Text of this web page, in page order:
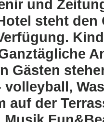
und
steht
Gästen
volleyball,
auf der